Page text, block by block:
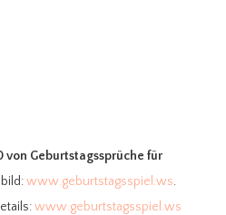
von Geburtstagssprüche für
www.geburtstagsspiel.ws.
www.geburtstagsspiel.ws